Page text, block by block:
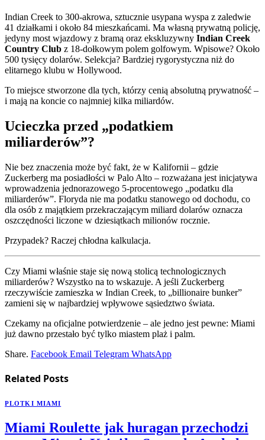
Indian Creek to 300-akrowa, sztucznie usypana wyspa z zaledwie
41 działkami i około 84 mieszkańcami. Ma własną prywatną policję,
jedyny most wjazdowy z bramą oraz ekskluzywny Indian Creek
Country Club z 18-dołkowym polem golfowym. Wpisowe? Około
500 tysięcy dolarów. Selekcja? Bardziej rygorystyczna niż do
elitarnego klubu w Hollywood.
To miejsce stworzone dla tych, którzy cenią absolutną prywatność –
i mają na koncie co najmniej kilka miliardów.
Ucieczka przed „podatkiem
miliarderów”?
Nie bez znaczenia może być fakt, że w Kalifornii – gdzie
Zuckerberg ma posiadłości w Palo Alto – rozważana jest inicjatywa
wprowadzenia jednorazowego 5-procentowego „podatku dla
miliarderów”. Floryda nie ma podatku stanowego od dochodu, co
dla osób z majątkiem przekraczającym miliard dolarów oznacza
oszczędności liczone w dziesiątkach milionów rocznie.
Przypadek? Raczej chłodna kalkulacja.
Czy Miami właśnie staje się nową stolicą technologicznych
miliarderów? Wszystko na to wskazuje. A jeśli Zuckerberg
rzeczywiście zamieszka w Indian Creek, to „billionaire bunker”
zamieni się w najbardziej wpływowe sąsiedztwo świata.
Czekamy na oficjalne potwierdzenie – ale jedno jest pewne: Miami
już dawno przestało być tylko miastem plaż i palm.
Share. Facebook Email Telegram WhatsApp
Related Posts
PLOTKI MIAMI
Miami Roulette jak huragan przechodzi